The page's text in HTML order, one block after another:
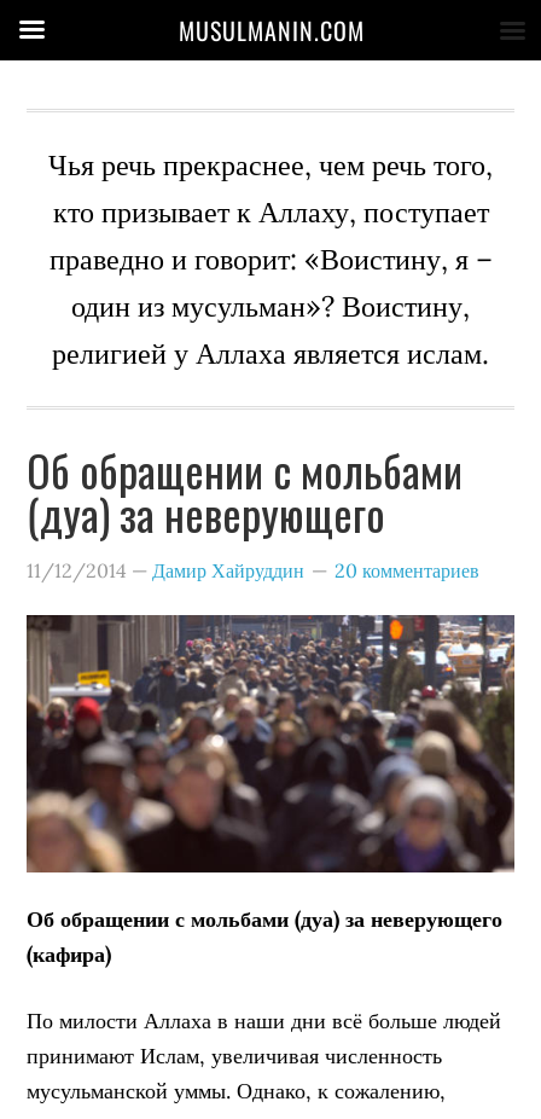
Чья речь прекраснее, чем речь того,
кто призывает к Аллаху, поступает
праведно и говорит: «Воистину, я –
один из мусульман»? Воистину,
религией у Аллаха является ислам.
Об обращении с мольбами
(дуа) за неверующего
11/12/2014 —Дамир Хайруддин 20 комментариев
Об обращении с мольбами (дуа) за неверующего
(кафира)
По милости Аллаха в наши дни всё больше людей
принимают Ислам, увеличивая численность
мусульманской уммы. Однако, к сожалению,
MUSULMANIN.COM